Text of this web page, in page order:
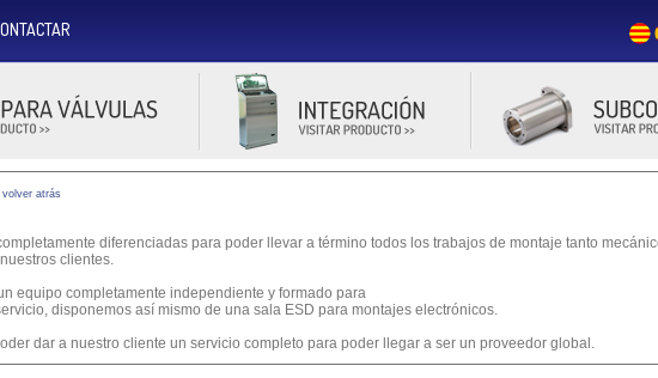
volver atrás
diferenciadas para poder llevar a término todos los trabajos de montaje tanto
clientes.
equipo completamente independiente y formado para
disponemos así mismo de una sala ESD para montajes electrónicos.
dar a nuestro cliente un servicio completo para poder llegar a ser un proveedor global.